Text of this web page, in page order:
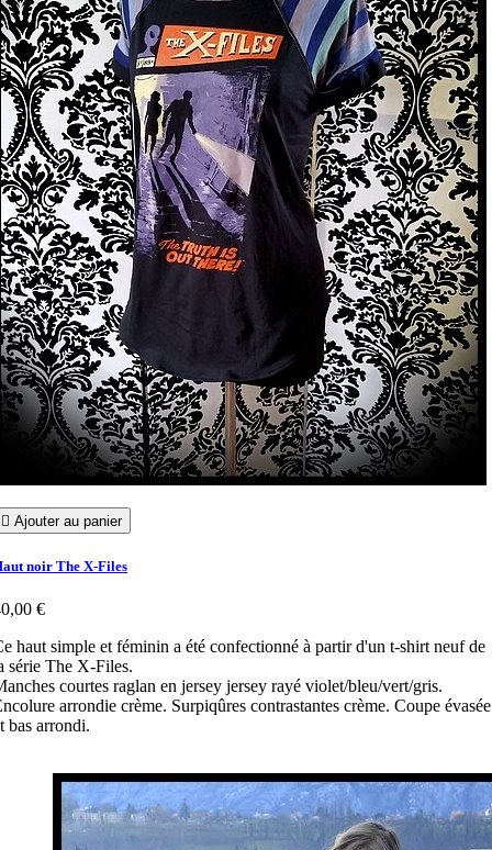
 Ajouter au panier
noir The X-Files
€
haut simple et féminin a été confectionné à partir d'un t-shirt neuf de
série The X-Files.
courtes raglan en jersey jersey rayé violet/bleu/vert/gris.
arrondie crème. Surpiqûres contrastantes crème. Coupe évasée
bas arrondi.